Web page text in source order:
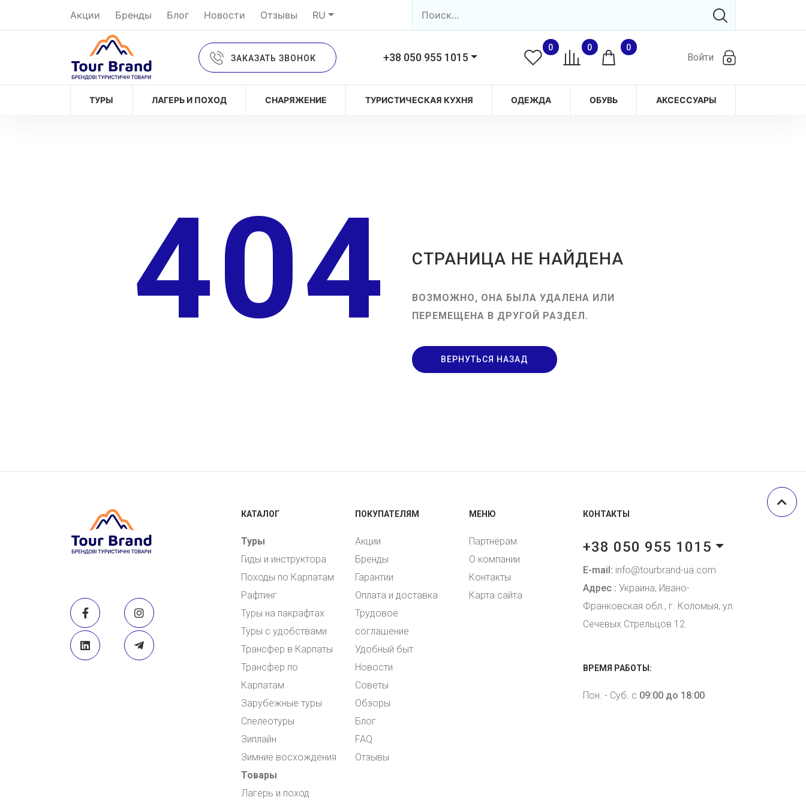
Акции Бренды Блог Новости Отзывы RU
ЗАКАЗАТЬ ЗВОНОК +38 050 955 1015
0 0 0
Войти
ТУРЫ ЛАГЕРЬ И ПОХОД СНАРЯЖЕНИЕ ТУРИСТИЧЕСКАЯ КУХНЯ ОДЕЖДА ОБУВЬ АКСЕССУАРЫ
404 СТРАНИЦА НЕ НАЙДЕНА
ВОЗМОЖНО, ОНА БЫЛА УДАЛЕНА ИЛИ
ПЕРЕМЕЩЕНА В ДРУГОЙ РАЗДЕЛ.
ВЕРНУТЬСЯ НАЗАД
КАТАЛОГ
Туры
Гиды и инструктора
Походы по Карпатам
Рафтинг
Туры на пакрафтах
Туры с удобствами
Трансфер в Карпаты
Трансфер по
Карпатам
Зарубежные туры
Спелеотуры
Зиплайн
Зимние восхождения
Товары
Лагерь и поход
ПОКУПАТЕЛЯМ
Акции
Бренды
Гарантии
Оплата и доставка
Трудовое
соглашение
Удобный быт
Новости
Советы
Обзоры
Блог
FAQ
Отзывы
МЕНЮ
Партнёрам
О компании
Контакты
Карта сайта
КОНТАКТЫ
+38 050 955 1015
E-mail: info@tourbrand-ua.com
Адрес : Украина, Ивано-
Франковская обл., г. Коломыя, ул.
Сечевых Стрельцов 12
ВРЕМЯ РАБОТЫ:
Пон. - Суб. с 09:00 до 18:00